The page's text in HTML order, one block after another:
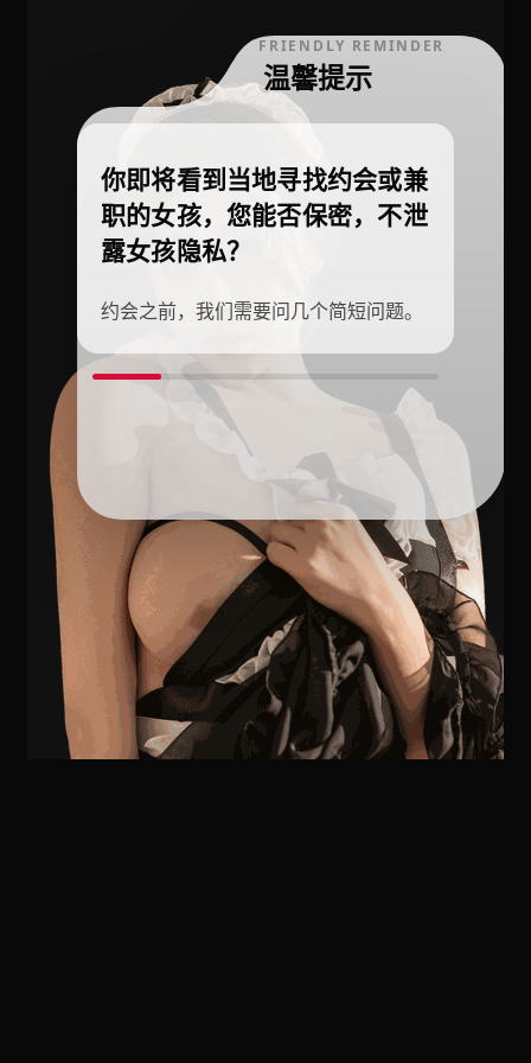
FRIENDLY REMINDER
温馨提示
你即将看到当地寻找约会或兼
职的女孩，您能否保密，不泄
露女孩隐私？
约会之前，我们需要问几个简短问题。